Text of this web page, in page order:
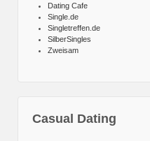
Dating Cafe
Single.de
Singletreffen.de
SilberSingles
Zweisam
Casual Dating